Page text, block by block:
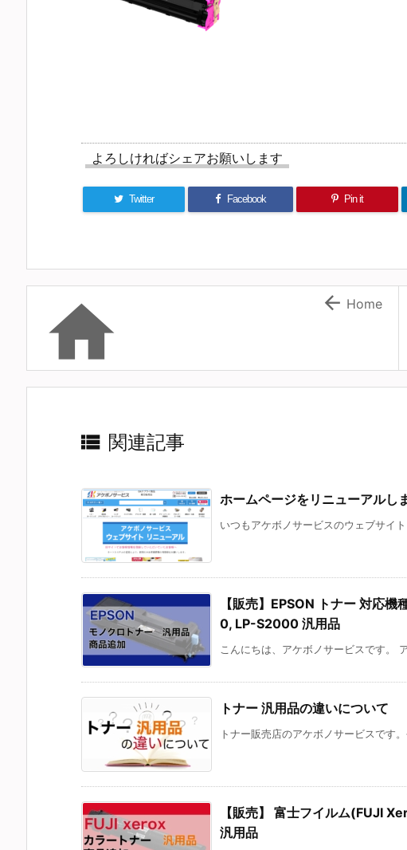
よろしければシェアお願いします
Twitter Facebook Pin it
  Home
 関連記事
ホームページをリニューアルし
いつもアケボノサービスのウェブサイ
【販売】EPSON トナー 対
0, LP-S2000 汎用品
こんにちは、アケボノサービスです。
トナー 汎用品の違いについて
トナー販売店のアケボノサービスです
【販売】 富士フイルム(FUJI
汎用品